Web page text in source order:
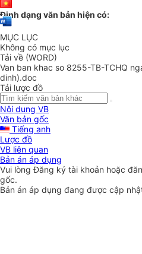
Định dạng văn bản hiện có:
MỤC LỤC
Không có mục lục
Tải về (WORD)
Van ban khac so 8255-TB-TCHQ
dinh).doc
Tải lược đồ
Nội dung VB
Văn bản gốc
Tiếng anh
Lược đồ
VB liên quan
Bản án áp dụng
Vui lòngĐăng ký tài khoản hoặc
gốc.
Bản án áp dụng đang được cập